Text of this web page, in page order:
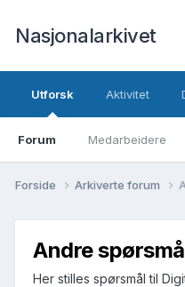
Nasjonalarkivet
Utforsk
Forum Medarbeidere
Aktivitet
Forside Arkiverte forum
Andre
Her stilles spørsmål til